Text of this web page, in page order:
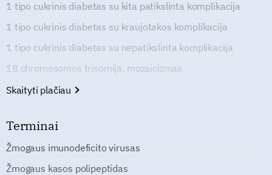
1 tipo cukrinis diabetas su kita patikslinta komplikacija
1 tipo cukrinis diabetas su kraujotakos komplikacija
1 tipo cukrinis diabetas su nepatikslinta komplikacija
18 chromosomos trisomija, mozaicizmas
Skaityti plačiau
Terminai
Žmogaus imunodeficito virusas
Žmogaus kasos polipeptidas